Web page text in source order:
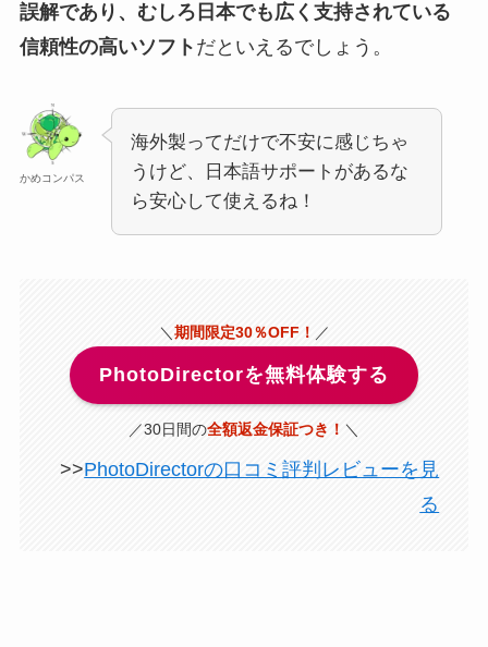
誤解であり、むしろ日本でも広く支持されている
信頼性の高いソフト だといえるでしょう。
かめコンパス
海外製ってだけで不安に感じちゃ
うけど、日本語サポートがあるな
ら安心して使えるね！
＼ 期間限定30％OFF！ ／
PhotoDirectorを無料体験する
／30日間の全額返金保証つき！ ＼
>>PhotoDirectorの口コミ評判レビューを見
る